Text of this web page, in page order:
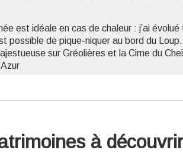
est idéale en cas de chaleur : j’ai évolué
possible de pique-niquer au bord du
sur Gréolières et la Cime du
à découvrir